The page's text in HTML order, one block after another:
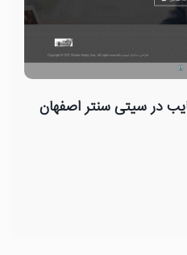
در سیتی سنتر اصفهان